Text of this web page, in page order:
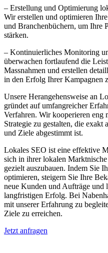
– Erstellung und Optimierung
Wir erstellen und optimieren
und Branchenbüchern, um Ihre
stärken.
– Kontinuierliches Monitoring
überwachen fortlaufend die
Massnahmen und erstellen
in den Erfolg Ihrer Kampagnen
Unsere Herangehensweise an
gründet auf umfangreicher
Verfahren. Wir kooperieren
Strategie zu gestalten, die exakt
und Ziele abgestimmt ist.
Lokales SEO ist eine effektive
sich in ihrer lokalen
gezielt auszubauen. Indem Sie
optimieren, steigern Sie Ihre
neue Kunden und Aufträge und
langfristigen Erfolg. Bei
mit unserer Erfahrung zu
Ziele zu erreichen.
Jetzt anfragen